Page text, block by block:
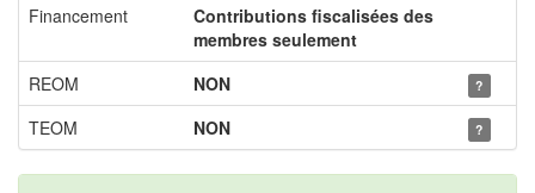
Financement
Contributions fiscalisées des
membres seulement
REOM
NON ?
TEOM NON ?